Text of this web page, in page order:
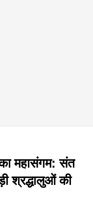
महासंगम: संत
श्रद्धालुओं की